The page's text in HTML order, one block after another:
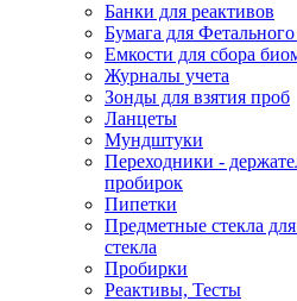
Банки для реактивов
Бумага для
Емкости для сбора
Журналы учета
Зонды для взятия проб
Ланцеты
Мундштуки
Переходники -
пробирок
Пипетки
Предметные стекла
стекла
Пробирки
Реактивы, Тесты